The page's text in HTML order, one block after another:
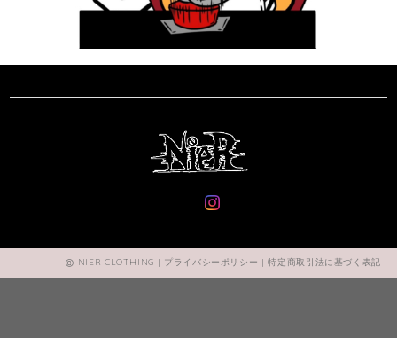
NIER CLOTHING | プライバシーポリシー |特定商取引法に基づく表記